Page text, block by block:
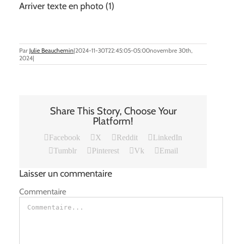
Arriver texte en photo (1)
Par Julie Beauchemin|2024-11-30T22:45:05-05:00novembre 30th,
2024|
Share This Story, Choose Your
Platform!
Facebook X Reddit
LinkedIn
Tumblr
Pinterest Vk Email
Laisser un commentaire
Commentaire